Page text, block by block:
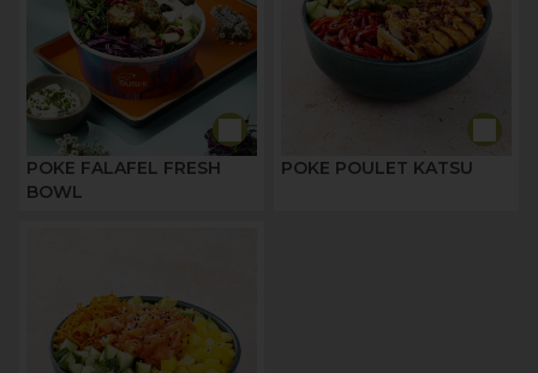
POKE FALAFEL FRESH
BOWL
POKE POULET KATSU